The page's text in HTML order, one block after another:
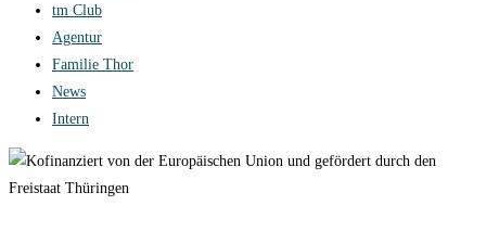
tm Club
Agentur
Familie Thor
News
Intern